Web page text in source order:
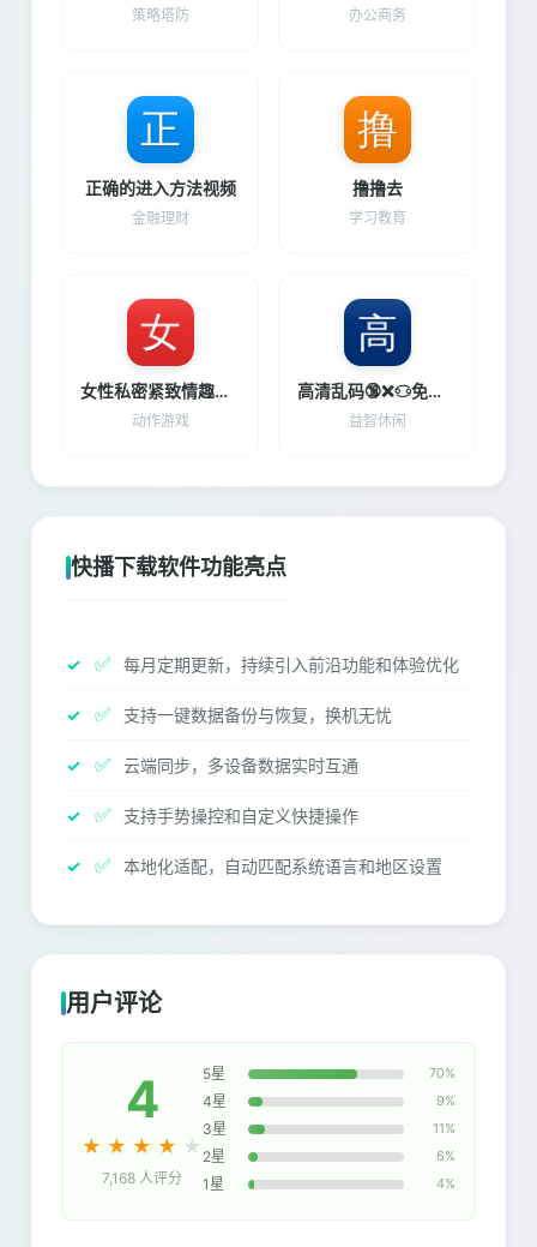
策略塔防 办公商务
正确的进入方法视频
金融理财
撸撸去
学习教育
女性私密紧致情趣玩具最新版下载
动作游戏
高清乱码🔞❌♋免费真人国产
益智休闲
快播下载软件功能亮点
✅ 每月定期更新，持续引入前沿功能和体验优化
✅ 支持一键数据备份与恢复，换机无忧
✅ 云端同步，多设备数据实时互通
✅ 支持手势操控和自定义快捷操作
✅ 本地化适配，自动匹配系统语言和地区设置
用户评论
4
★ ★ ★ ★ ★
7,168 人评分
5星 70%
4星 9%
3星 11%
2星 6%
1星 4%